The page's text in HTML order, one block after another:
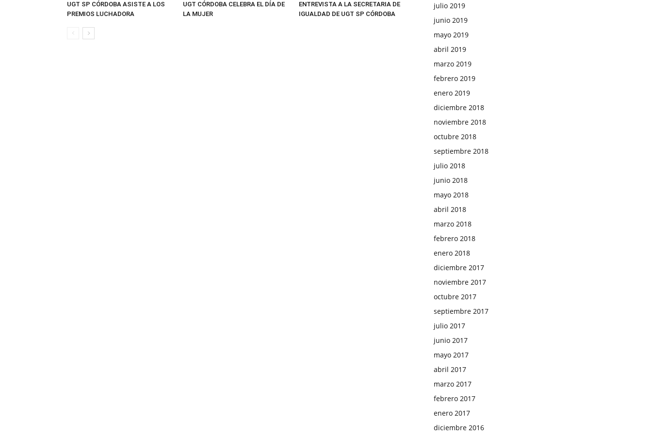
UGT SP CÓRDOBA ASISTE A LOS
PREMIOS LUCHADORA
UGT CÓRDOBA CELEBRA EL DÍA DE
LA MUJER
ENTREVISTA A LA SECRETARIA DE
IGUALDAD DE UGT SP CÓRDOBA
julio 2019
junio 2019
mayo 2019
abril 2019
marzo 2019
febrero 2019
enero 2019
diciembre 2018
noviembre 2018
octubre 2018
septiembre 2018
julio 2018
junio 2018
mayo 2018
abril 2018
marzo 2018
febrero 2018
enero 2018
diciembre 2017
noviembre 2017
octubre 2017
septiembre 2017
julio 2017
junio 2017
mayo 2017
abril 2017
marzo 2017
febrero 2017
enero 2017
diciembre 2016